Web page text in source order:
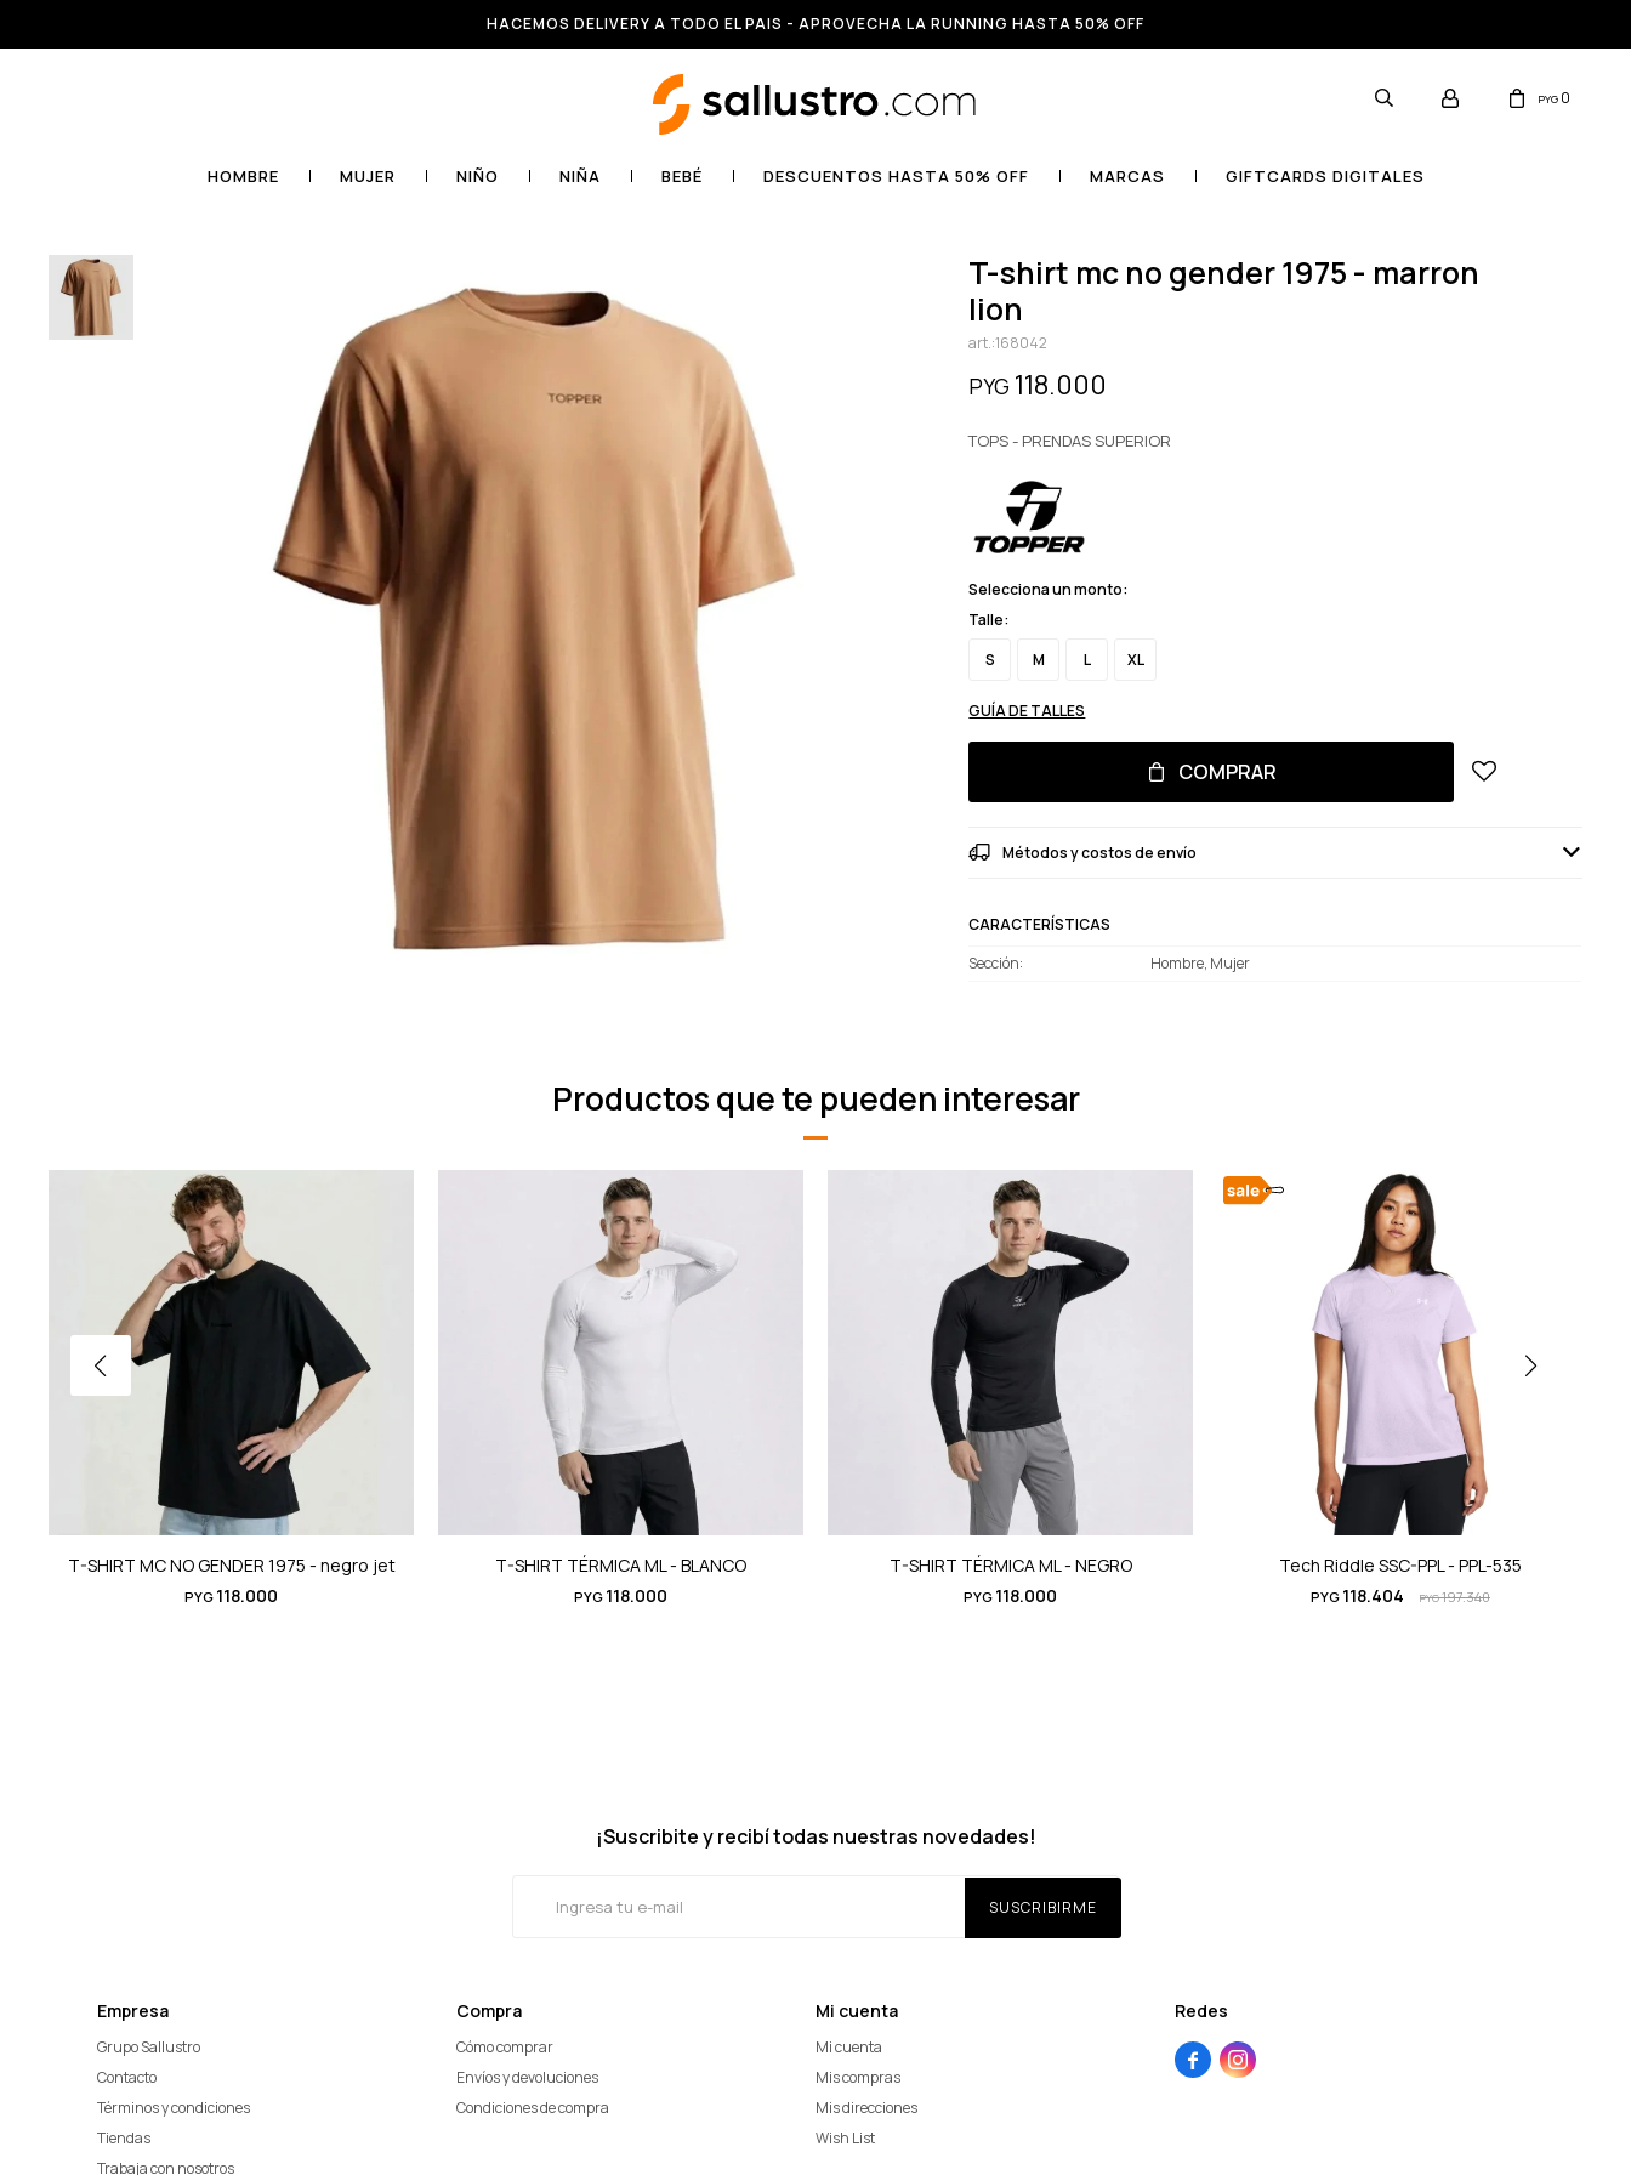
HACEMOS DELIVERY A TODO EL PAIS - APROVECHA LA RUNNING HASTA 50% OFF
HOMBRE MUJER NIÑO NIÑA BEBÉ DESCUENTOS HASTA 50% OFF MARCAS GIFTCARDS DIGITALES
PYG 0
t-shirt mc no gender 1975 - marron
lion
168042
PYG 118.000
TOPS - PRENDAS SUPERIOR
Selecciona un monto:
Talle:
S
M L XL
GUÍA DE TALLES
COMPRAR
Métodos y costos de envío
CARACTERÍSTICAS
Sección
Hombre, Mujer
Productos que te pueden interesar
T-SHIRT MC NO GENDER 1975 - negro jet
PYG 118.000
T-SHIRT TÉRMICA ML - BLANCO
PYG 118.000
T-SHIRT TÉRMICA ML - NEGRO
PYG 118.000
Tech Riddle SSC-PPL - PPL-535
PYG 118.404 PYG197.340
Empresa
Grupo Sallustro
Contacto
Términos y condiciones
Tiendas
Trabaja con nosotros
Compra
Cómo comprar
Envíos y devoluciones
Condiciones de compra
Mi cuenta
Mi cuenta
Mis compras
Mis direcciones
Wish List
Redes
 
¡Suscribite y recibí todas nuestras novedades!
SUSCRIBIRME